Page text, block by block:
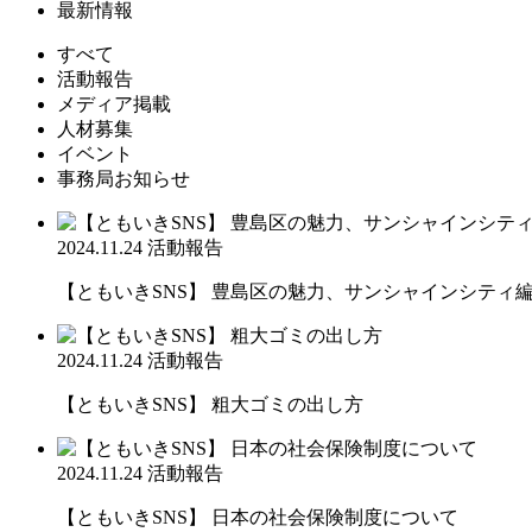
最新情報
すべて
活動報告
メディア掲載
人材募集
イベント
事務局お知らせ
2024.11.24 活動報告
【ともいきSNS】 豊島区の魅力、サンシャインシティ
2024.11.24 活動報告
【ともいきSNS】 粗大ゴミの出し方
2024.11.24 活動報告
【ともいきSNS】 日本の社会保険制度について